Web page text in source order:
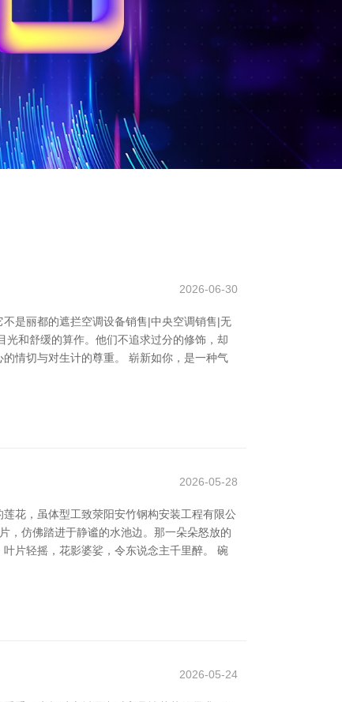
2026-06-30
是丽都的遮拦空调设备销售|中央空调销售|无
和舒缓的算作。他们不追求过分的修饰，却
情切与对生计的尊重。 崭新如你，是一种气
2026-05-28
花，虽体型工致荥阳安竹钢构安装工程有限公
，仿佛踏进于静谧的水池边。那一朵朵怒放的
片轻摇，花影婆娑，令东说念主千里醉。 碗
2026-05-24